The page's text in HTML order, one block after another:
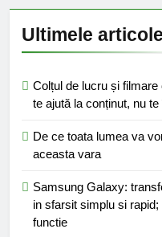
Ultimele articole
Colțul de lucru și
te ajută la conținut, nu
De ce toata lumea va
aceasta vara
Samsung Galaxy:
in sfarsit simplu si
functie